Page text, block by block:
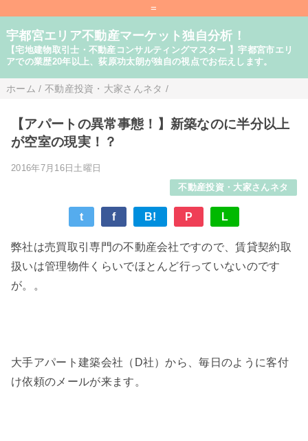
=
宇都宮エリア不動産マーケット独自分析！
【宅地建物取引士・不動産コンサルティングマスター 】宇都宮市エリ
アでの業歴20年以上、荻原功太朗が独自の視点でお伝えします。
ホーム / 不動産投資・大家さんネタ /
【アパートの異常事態！】新築なのに半分以上
が空室の現実！？
2016年7月16日土曜日
不動産投資・大家さんネタ
t f B! P L
弊社は売買取引専門の不動産会社ですので、賃貸契約取
扱いは管理物件くらいでほとんど行っていないのです
が。。
大手アパート建築会社（D社）から、毎日のように客付
け依頼のメールが来ます。